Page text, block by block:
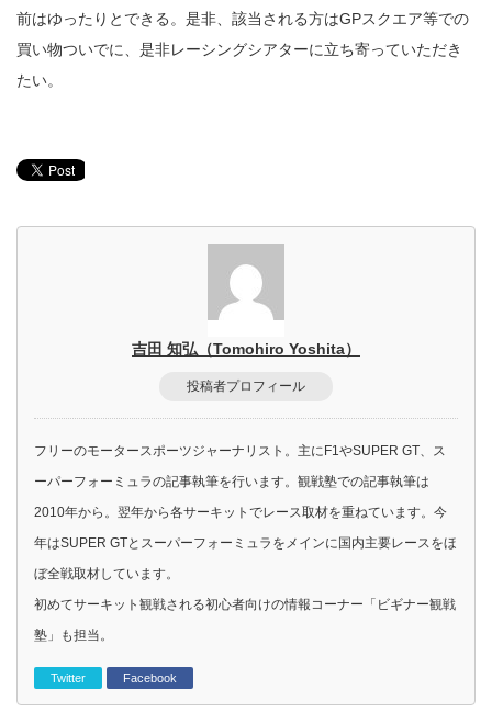
前はゆったりとできる。是非、該当される方はGPスクエア等での
買い物ついでに、是非レーシングシアターに立ち寄っていただき
たい。
吉田 知弘（Tomohiro Yoshita）
投稿者プロフィール
フリーのモータースポーツジャーナリスト。主にF1やSUPER GT、ス
ーパーフォーミュラの記事執筆を行います。観戦塾での記事執筆は
2010年から。翌年から各サーキットでレース取材を重ねています。今
年はSUPER GTとスーパーフォーミュラをメインに国内主要レースをほ
ぼ全戦取材しています。
初めてサーキット観戦される初心者向けの情報コーナー「ビギナー観戦
塾」も担当。
Twitter Facebook